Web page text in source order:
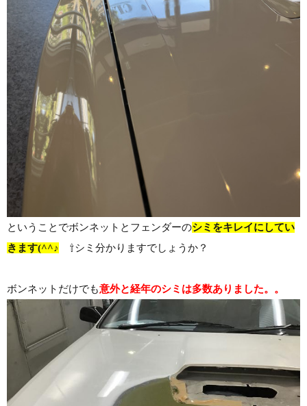
ということでボンネットとフェンダーのシミをキレイにしてい
きます(^^♪
⇧シミ分かりますでしょうか？
ボンネットだけでも意外と経年のシミは多数ありました。。